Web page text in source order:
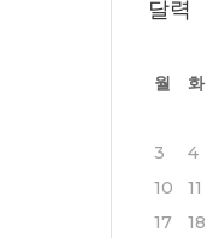
어
달력
월 화
3
4
10
11
17
18